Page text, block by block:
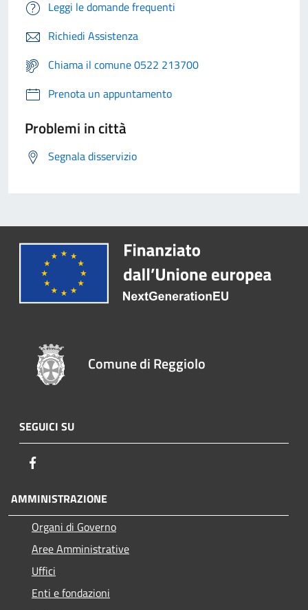
Leggi le domande frequenti
Richiedi Assistenza
Chiama il comune 0522 213700
Prenota un appuntamento
Problemi in città
Segnala disservizio
Comune di Reggiolo
SEGUICI SU
AMMINISTRAZIONE
Organi di Governo
Aree Amministrative
Uffici
Enti e fondazioni